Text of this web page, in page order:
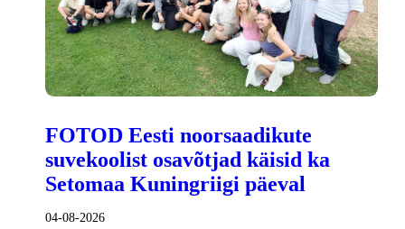
FOTOD Eesti noorsaadikute
suvekoolist osavõtjad käisid ka
Setomaa Kuningriigi päeval
04-08-2026